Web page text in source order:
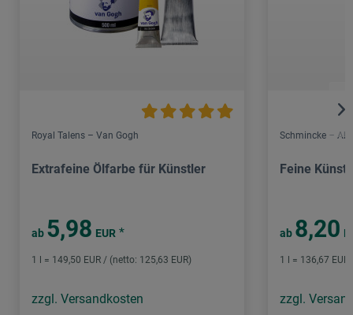
Royal Talens – Van Gogh
Extrafeine Ölfarbe für Künstler
ab 5,98 EUR *
1 l = 149,50 EUR / (netto: 125,63 EUR)
zzgl. Versandkosten
Schmincke –
Feine
ab 8,20
1 l = 136,67
zzgl.